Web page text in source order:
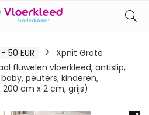
50 EUR
Xpnit Grote
fluwelen vloerkleed, antislip,
peuters, kinderen,
cm x 2 cm, grijs)